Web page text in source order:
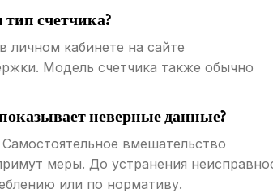
счетчика?
кабинете на сайте
Модель счетчика также обычно
неверные данные?
вмешательство
меры. До устранения
или по нормативу.